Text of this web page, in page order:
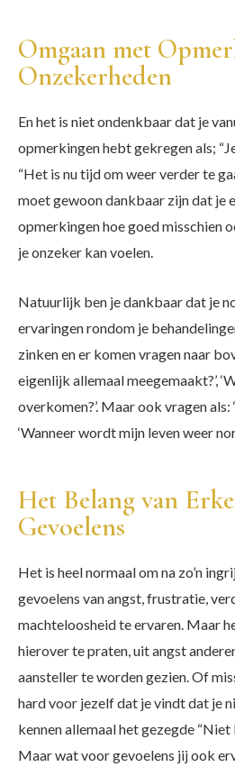
Omgaan met
Onzekerheden
En het is niet ondenkbaar dat je
opmerkingen hebt gekregen als;
“Het is nu tijd om weer verder te
moet gewoon dankbaar zijn dat je
opmerkingen hoe goed misschien
je onzeker kan voelen.
Natuurlijk ben je dankbaar dat je
ervaringen rondom je
zinken en er komen vragen naar
eigenlijk allemaal meegemaakt?’,
overkomen?’. Maar ook vragen als:
‘Wanneer wordt mijn leven weer
Het Belang van
Gevoelens
Het is heel normaal om na zo’n
gevoelens van angst, frustratie,
machteloosheid te ervaren. Maar
hierover te praten, uit angst
aansteller te worden gezien. Of
hard voor jezelf dat je vindt dat je
kennen allemaal het gezegde “Niet
Maar wat voor gevoelens jij ook